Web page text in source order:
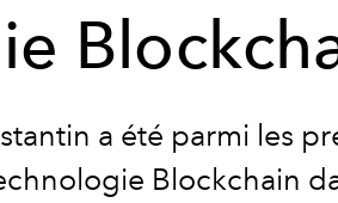
a été parmi les
Blockchain